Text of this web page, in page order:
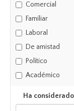
Comercial
Familiar
Laboral
De amistad
Político
Académico
Ha